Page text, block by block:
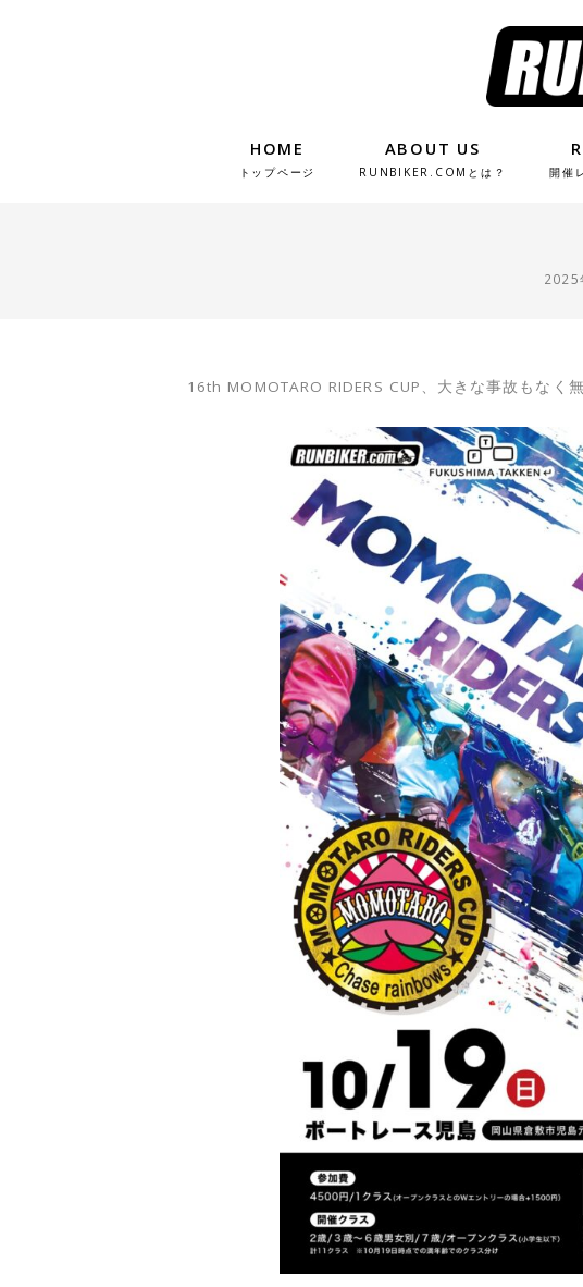
HOME
トップページ
ABOUT US
RUNBIKER.COMとは？ 開催
2025
16th MOMOTARO RIDERS CUP、大きな事故もなく